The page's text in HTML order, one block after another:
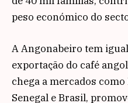
peso económico do
A Angonabeiro tem
exportação do café
chega a mercados como
Senegal e Brasil,